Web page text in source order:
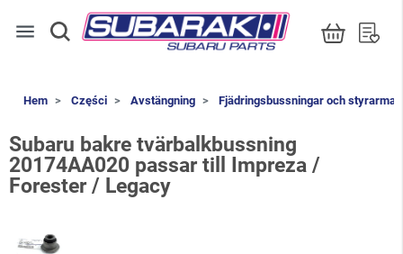
menu
Hem Części Avstängning Fjädringsbussningar och styrarmar
Subaru bakre tvärbalkbussning
20174AA020 passar till Impreza /
Forester / Legacy